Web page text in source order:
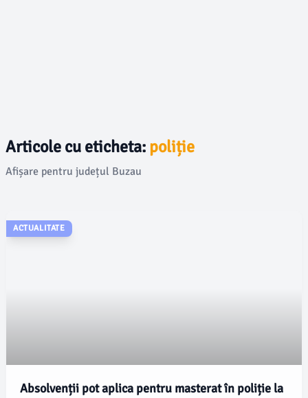
Articole cu eticheta: poliție
Afișare pentru județul Buzau
ACTUALITATE
Absolvenții pot aplica pentru masterat în poliție la